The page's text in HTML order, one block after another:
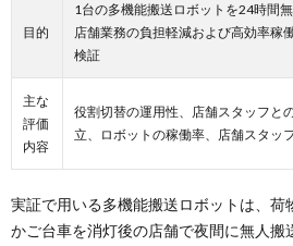
目的
1台の多機能搬送ロボットを24時間
店舗業務の負担軽減および高効率稼
検証
主な
評価
内容
役割切替の運用性、店舗スタッフと
立、ロボットの稼働率、店舗スタッ
実証で用いる多機能搬送ロボットは、
かご台車を消灯後の店舗で夜間に無人搬